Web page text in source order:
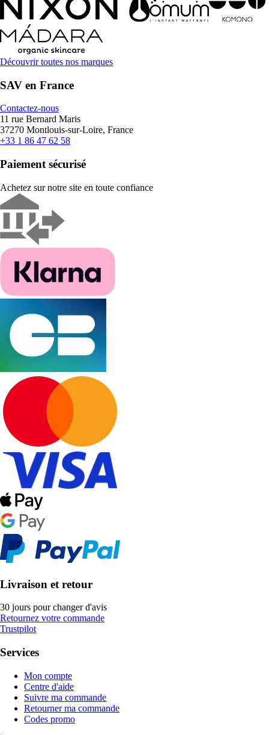
Découvrir toutes nos marques
SAV en France
Contactez-nous
11 rue Bernard Maris
37270 Montlouis-sur-Loire, France
+33 1 86 47 62 58
Paiement sécurisé
Achetez sur notre site en toute confiance
Livraison et retour
30 jours pour changer d'avis
Retournez votre commande
Trustpilot
Services
Mon compte
Centre d'aide
Suivre ma commande
Retourner ma commande
Codes promo